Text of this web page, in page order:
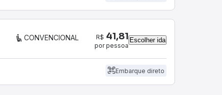
CONVENCIONAL R$ 41,81
por pessoa
Escolher ida
Embarque direto